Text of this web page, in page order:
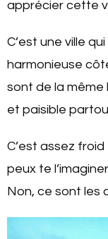
apprécier cette
C’est une ville
harmonieuse
sont de la même
et paisible
C’est assez
peux te
Non, ce sont les